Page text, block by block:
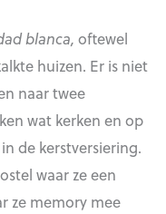
blanca, oftewel
huizen. Er is niet
naar twee
wat kerken en op
de kerstversiering.
waar ze een
ze memory mee